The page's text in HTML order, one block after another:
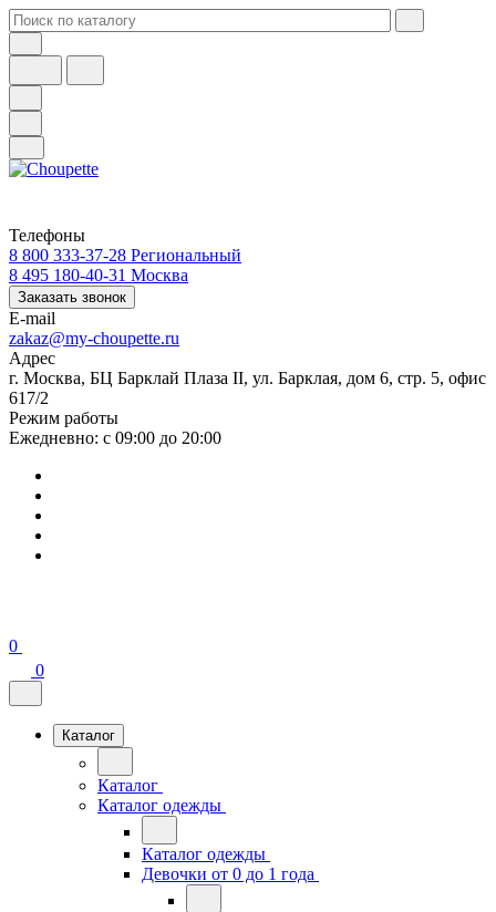
Телефоны
8 800 333-37-28 Региональный
8 495 180-40-31 Москва
Заказать звонок
E-mail
zakaz@my-choupette.ru
Адрес
г. Москва, БЦ Барклай Плаза II, ул. Барклая, дом 6, стр. 5, офис
617/2
Режим работы
Ежедневно: с 09:00 до 20:00
0
0
Каталог
Каталог
Каталог одежды
Каталог одежды
Девочки от 0 до 1 года